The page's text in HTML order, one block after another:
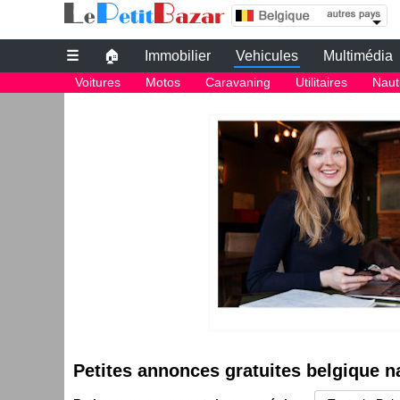
le bon coin belgique nautisme | Petites
☰ 🏠 Immobilier Vehicules Multimédia
Leboncoin belgique
Voitures Motos Caravaning Utilitaires
Petites annonces gratuites
petite annonce gratuite belgique
PETITES ANNONCES BELGIQUE
Le plus grand site de petites annonces pour des affaires d'occasion
Des annonces et de bonnes affaires d'occasion. Insérez
Petites annonces gratuites belgique